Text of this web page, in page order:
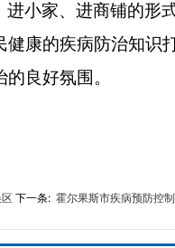
进小家、进商铺的形
康的疾病防治知识
良好氛围。
区 下一条: 霍尔果斯市疾病预防控